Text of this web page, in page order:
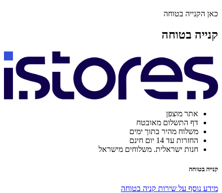
כאן הקנייה בטוחה
קנייה בטוחה
אתר מוצפן
דף התשלום מאובטח
משלוח מהיר בתוך ימים
החזרות עד 14 יום חינם
חנות ישראלית. משלוחים מישראל
קנייה בטוחה
מידע נוסף על שירות קניה בטוחה